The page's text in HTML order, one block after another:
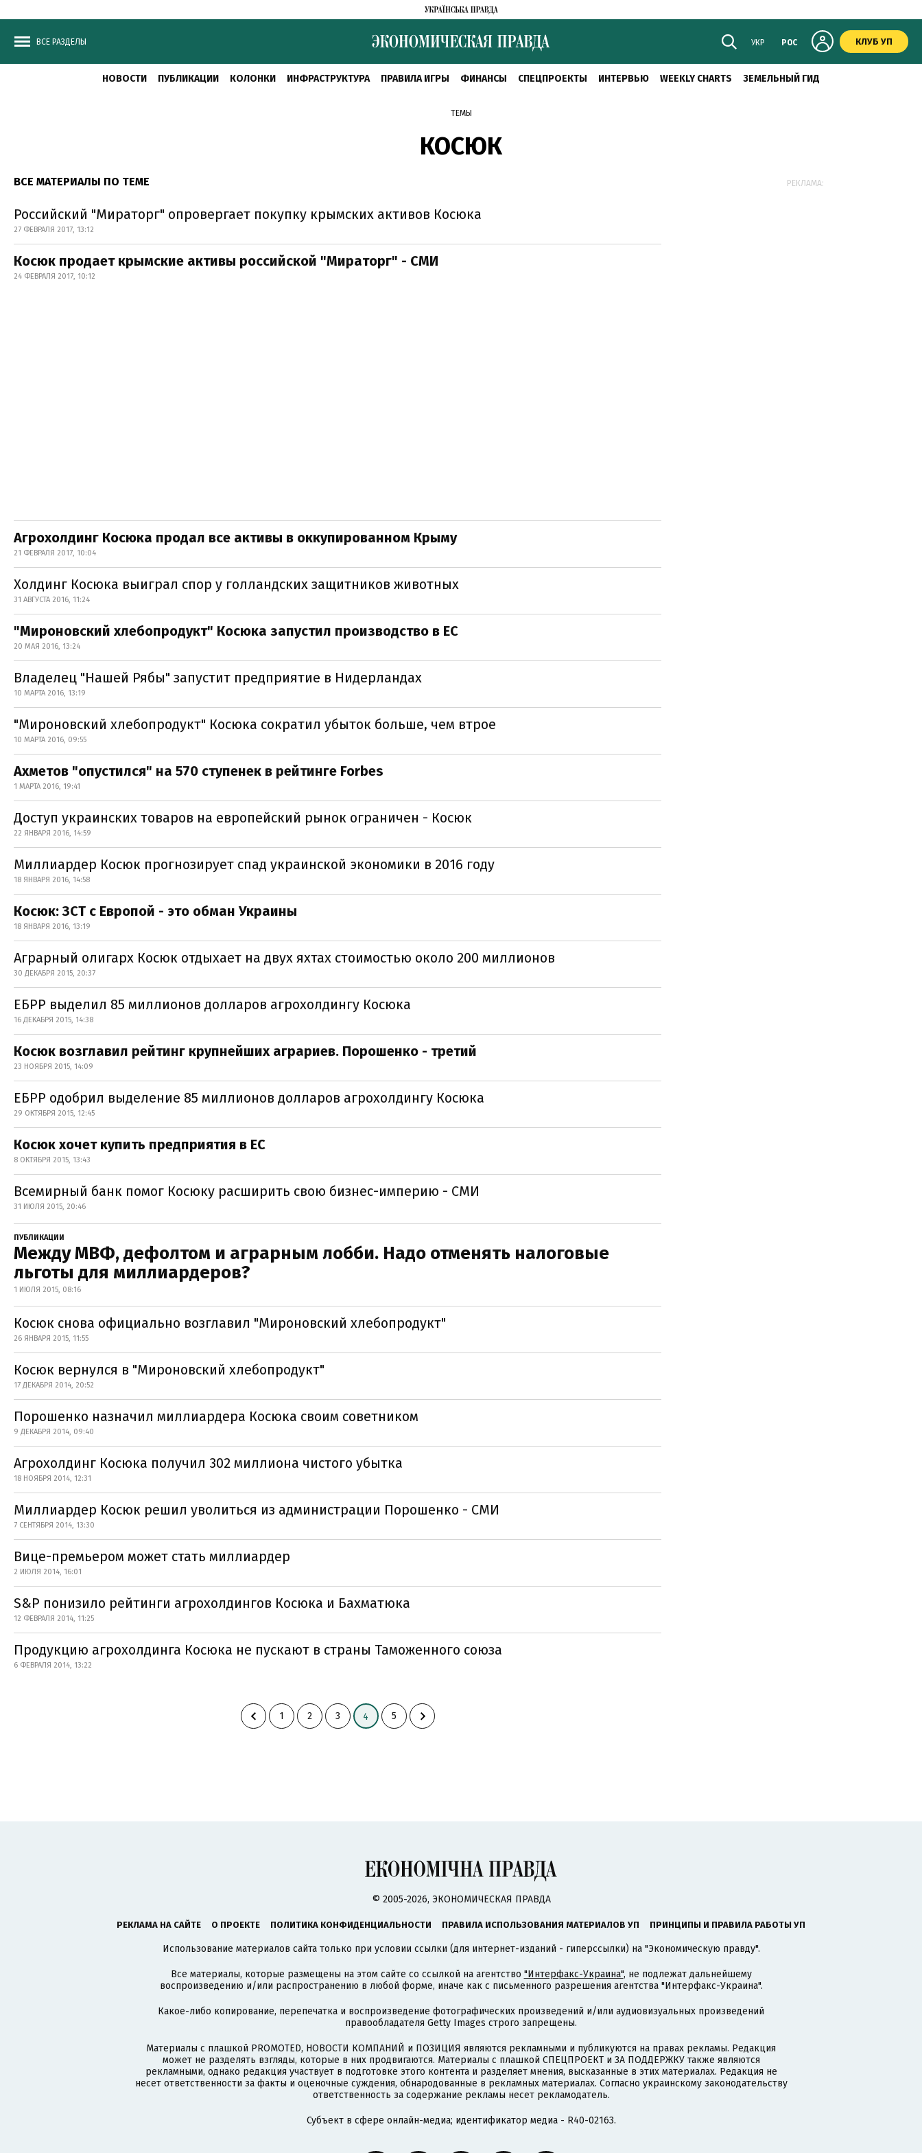
ВСЕ РАЗДЕЛЫ УКР РОС КЛУБ УП
НОВОСТИ ПУБЛИКАЦИИ КОЛОНКИ ИНФРАСТРУКТУРА ПРАВИЛА ИГРЫ ФИНАНСЫ СПЕЦПРОЕКТЫ ИНТЕРВЬЮ WEEKLY CHARTS ЗЕМЕЛЬНЫЙ ГИД
ТЕМЫ
КОСЮК
ВСЕ МАТЕРИАЛЫ ПО ТЕМЕ
Российский "Мираторг" опровергает покупку крымских активов Косюка
27 ФЕВРАЛЯ 2017, 13:12
Косюк продает крымские активы российской "Мираторг" - СМИ
24 ФЕВРАЛЯ 2017, 10:12
Агрохолдинг Косюка продал все активы в оккупированном Крыму
21 ФЕВРАЛЯ 2017, 10:04
Холдинг Косюка выиграл спор у голландских защитников животных
31 АВГУСТА 2016, 11:24
"Мироновский хлебопродукт" Косюка запустил производство в ЕС
20 МАЯ 2016, 13:24
Владелец "Нашей Рябы" запустит предприятие в Нидерландах
10 МАРТА 2016, 13:19
"Мироновский хлебопродукт" Косюка сократил убыток больше, чем втрое
10 МАРТА 2016, 09:55
Ахметов "опустился" на 570 ступенек в рейтинге Forbes
1 МАРТА 2016, 19:41
Доступ украинских товаров на европейский рынок ограничен - Косюк
22 ЯНВАРЯ 2016, 14:59
Миллиардер Косюк прогнозирует спад украинской экономики в 2016 году
18 ЯНВАРЯ 2016, 14:58
Косюк: ЗСТ с Европой - это обман Украины
18 ЯНВАРЯ 2016, 13:19
Аграрный олигарх Косюк отдыхает на двух яхтах стоимостью около 200 миллионов
30 ДЕКАБРЯ 2015, 20:37
ЕБРР выделил 85 миллионов долларов агрохолдингу Косюка
16 ДЕКАБРЯ 2015, 14:38
Косюк возглавил рейтинг крупнейших аграриев. Порошенко - третий
23 НОЯБРЯ 2015, 14:09
ЕБРР одобрил выделение 85 миллионов долларов агрохолдингу Косюка
29 ОКТЯБРЯ 2015, 12:45
Косюк хочет купить предприятия в ЕС
8 ОКТЯБРЯ 2015, 13:43
Всемирный банк помог Косюку расширить свою бизнес-империю - СМИ
31 ИЮЛЯ 2015, 20:46
ПУБЛИКАЦИИ
Между МВФ, дефолтом и аграрным лобби. Надо отменять налоговые
льготы для миллиардеров?
1 ИЮЛЯ 2015, 08:16
Косюк снова официально возглавил "Мироновский хлебопродукт"
26 ЯНВАРЯ 2015, 11:55
Косюк вернулся в "Мироновский хлебопродукт"
17 ДЕКАБРЯ 2014, 20:52
Порошенко назначил миллиардера Косюка своим советником
9 ДЕКАБРЯ 2014, 09:40
Агрохолдинг Косюка получил 302 миллиона чистого убытка
18 НОЯБРЯ 2014, 12:31
Миллиардер Косюк решил уволиться из администрации Порошенко - СМИ
7 СЕНТЯБРЯ 2014, 13:30
Вице-премьером может стать миллиардер
2 ИЮЛЯ 2014, 16:01
S&P понизило рейтинги агрохолдингов Косюка и Бахматюка
12 ФЕВРАЛЯ 2014, 11:25
Продукцию агрохолдинга Косюка не пускают в страны Таможенного союза
6 ФЕВРАЛЯ 2014, 13:22
1 2 3 4 5
РЕКЛАМА:
© 2005-2026, ЭКОНОМИЧЕСКАЯ ПРАВДА
РЕКЛАМА НА САЙТЕ О ПРОЕКТЕ ПОЛИТИКА КОНФИДЕНЦИАЛЬНОСТИ ПРАВИЛА ИСПОЛЬЗОВАНИЯ МАТЕРИАЛОВ УП ПРИНЦИПЫ И ПРАВИЛА РАБОТЫ УП
Использование материалов сайта только при условии ссылки (для интернет-изданий - гиперссылки) на "Экономическую правду".
Все материалы, которые размещены на этом сайте со ссылкой на агентство "Интерфакс-Украина", не подлежат дальнейшему
воспроизведению и/или распространению в любой форме, иначе как с письменного разрешения агентства "Интерфакс-Украина".
Какое-либо копирование, перепечатка и воспроизведение фотографических произведений и/или аудиовизуальных произведений
правообладателя Getty Images строго запрещены.
Материалы с плашкой PROMOTED, НОВОСТИ КОМПАНИЙ и ПОЗИЦИЯ являются рекламными и публикуются на правах рекламы. Редакция
может не разделять взгляды, которые в них продвигаются. Материалы с плашкой СПЕЦПРОЕКТ и ЗА ПОДДЕРЖКУ также являются
рекламными, однако редакция участвует в подготовке этого контента и разделяет мнения, высказанные в этих материалах. Редакция не
несет ответственности за факты и оценочные суждения, обнародованные в рекламных материалах. Согласно украинскому законодательству
ответственность за содержание рекламы несет рекламодатель.
Субъект в сфере онлайн-медиа; идентификатор медиа - R40-02163.